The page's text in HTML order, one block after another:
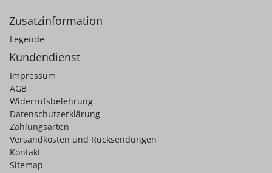
Zusatzinformation
Legende
Kundendienst
Impressum
AGB
Widerrufsbelehrung
Datenschutzerklärung
Zahlungsarten
Versandkosten und Rücksendungen
Kontakt
Sitemap